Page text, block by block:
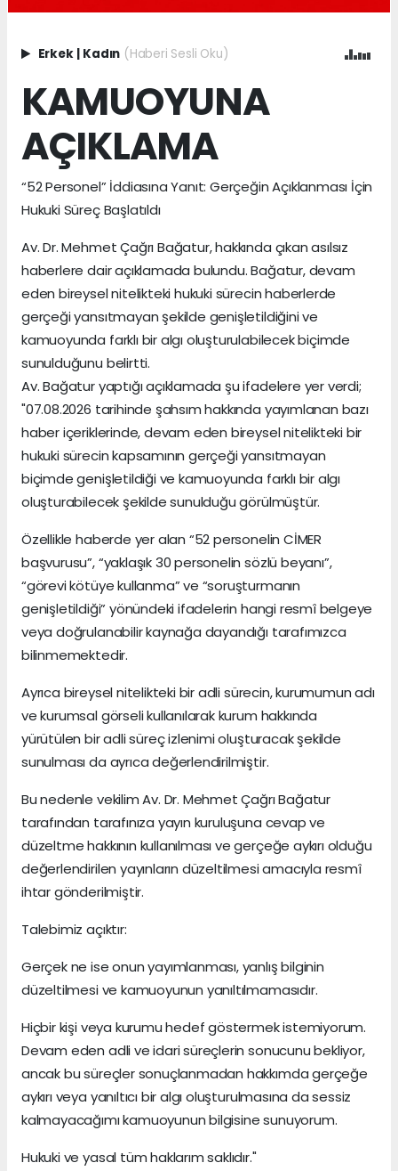
Erkek | Kadın (Haberi Sesli Oku)
KAMUOYUNA
AÇIKLAMA
“52 Personel” İddiasına Yanıt: Gerçeğin Açıklanması İçin
Hukuki Süreç Başlatıldı
Av. Dr. Mehmet Çağrı Bağatur, hakkında çıkan asılsız
haberlere dair açıklamada bulundu. Bağatur, devam
eden bireysel nitelikteki hukuki sürecin haberlerde
gerçeği yansıtmayan şekilde genişletildiğini ve
kamuoyunda farklı bir algı oluşturulabilecek biçimde
sunulduğunu belirtti.
Av. Bağatur yaptığı açıklamada şu ifadelere yer verdi;
"07.08.2026 tarihinde şahsım hakkında yayımlanan bazı
haber içeriklerinde, devam eden bireysel nitelikteki bir
hukuki sürecin kapsamının gerçeği yansıtmayan
biçimde genişletildiği ve kamuoyunda farklı bir algı
oluşturabilecek şekilde sunulduğu görülmüştür.
Özellikle haberde yer alan “52 personelin CİMER
başvurusu”, “yaklaşık 30 personelin sözlü beyanı”,
“görevi kötüye kullanma” ve “soruşturmanın
genişletildiği” yönündeki ifadelerin hangi resmî belgeye
veya doğrulanabilir kaynağa dayandığı tarafımızca
bilinmemektedir.
Ayrıca bireysel nitelikteki bir adli sürecin, kurumumun adı
ve kurumsal görseli kullanılarak kurum hakkında
yürütülen bir adli süreç izlenimi oluşturacak şekilde
sunulması da ayrıca değerlendirilmiştir.
Bu nedenle vekilim Av. Dr. Mehmet Çağrı Bağatur
tarafından tarafınıza yayın kuruluşuna cevap ve
düzeltme hakkının kullanılması ve gerçeğe aykırı olduğu
değerlendirilen yayınların düzeltilmesi amacıyla resmî
ihtar gönderilmiştir.
Talebimiz açıktır:
Gerçek ne ise onun yayımlanması, yanlış bilginin
düzeltilmesi ve kamuoyunun yanıltılmamasıdır.
Hiçbir kişi veya kurumu hedef göstermek istemiyorum.
Devam eden adli ve idari süreçlerin sonucunu bekliyor,
ancak bu süreçler sonuçlanmadan hakkımda gerçeğe
aykırı veya yanıltıcı bir algı oluşturulmasına da sessiz
kalmayacağımı kamuoyunun bilgisine sunuyorum.
Hukuki ve yasal tüm haklarım saklıdır."